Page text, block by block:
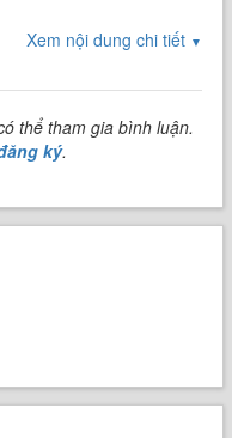
Xem nội dung chi tiết ▼
thể tham gia bình luận.
ký.